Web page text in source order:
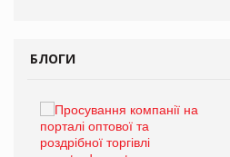
БЛОГИ